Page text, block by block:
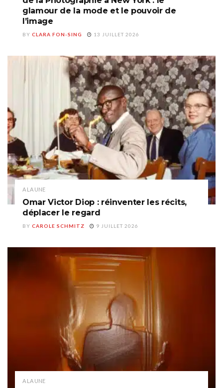
glamour de la mode et le pouvoir de
l’image
BY CLARA FON-SING 13 JUILLET 2026
A LA UNE
Omar Victor Diop : réinventer les récits,
déplacer le regard
BY CAROLE SCHMITZ 9 JUILLET 2026
A LA UNE